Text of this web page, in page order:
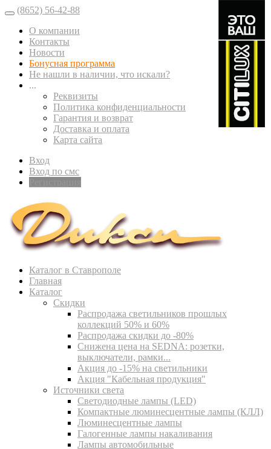
(8652) 56-42-88
О компании
Контакты
Новости
Бонусная программа
Не нашли в наличии, что искали?
...
Реквизиты
Политика конфиденциальности
Гарантия и возврат
Доставка и оплата
Карта сайта
Вход
Вход по смс
Каталог в Ставрополе
Главная
Каталог
Скидки
Распродажа светильников прошлых
коллекций 50% и 60%
Распродажа скидки до -80%
Cнижена цена на SEDNA: розетки,
выключатели, рамки...
Акция до -15% на светильники
Акция "Кабельная продукция"
Источники света
Светодиодные лампы (LED)
Компактные люминесцентные лампы (КЛЛ)
Люминесцентные лампы
Галогенные лампы накаливания
Лампы автомобильные